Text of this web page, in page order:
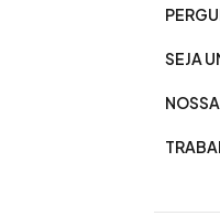
SEJA